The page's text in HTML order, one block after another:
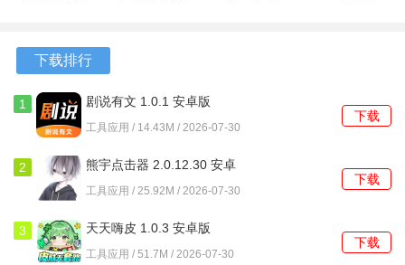
积较大的漫画合集。
软件功能
1、在阅读界面通过手势或虚拟按键，能够对当前页面进行旋
转、裁剪或放大查看细节。
2、可以隐藏状态栏和虚拟导航键，实现全屏沉浸式阅读，避
免其他元素干扰。
3、自动扫描设备存储中的指定文件夹，将支持的漫画文件归
下载排行
1 剧说有文 1.0.1 安卓版
工具应用 / 14.43M / 2026-07-30
下载
2
熊宇点击器 2.0.12.30 安卓
版
工具应用 / 25.92M / 2026-07-30
下载
3 天天嗨皮 1.0.3 安卓版
工具应用 / 51.7M / 2026-07-30
下载